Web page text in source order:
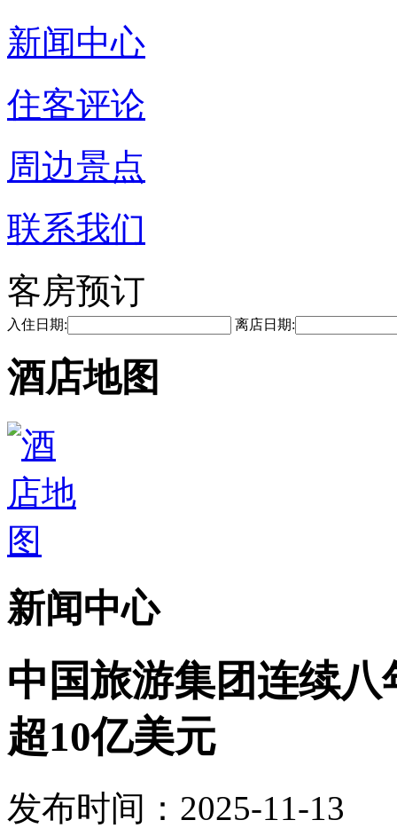
新闻中心
住客评论
周边景点
联系我们
客房预订
入住日期: 离店日期:
酒店地图
新闻中心
中国旅游集团连续
超10亿美元
发布时间：2025-11-13